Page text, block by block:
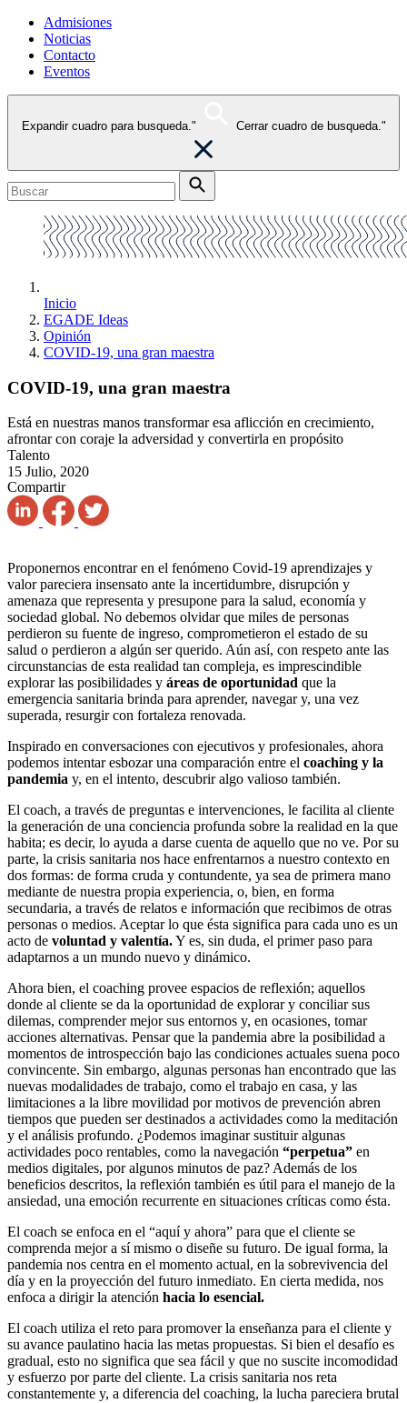
Admisiones
Noticias
Contacto
Eventos
Expandir cuadro para busqueda." Cerrar cuadro de busqueda."
Inicio
EGADE Ideas
Opinión
COVID-19, una gran maestra
COVID-19, una gran maestra
Está en nuestras manos transformar esa aflicción en crecimiento,
afrontar con coraje la adversidad y convertirla en propósito
Talento
15 Julio, 2020
Compartir
Proponernos encontrar en el fenómeno Covid-19 aprendizajes y
valor pareciera insensato ante la incertidumbre, disrupción y
amenaza que representa y presupone para la salud, economía y
sociedad global. No debemos olvidar que miles de personas
perdieron su fuente de ingreso, comprometieron el estado de su
salud o perdieron a algún ser querido. Aún así, con respeto ante las
circunstancias de esta realidad tan compleja, es imprescindible
explorar las posibilidades y áreas de oportunidad que la
emergencia sanitaria brinda para aprender, navegar y, una vez
superada, resurgir con fortaleza renovada.
Inspirado en conversaciones con ejecutivos y profesionales, ahora
podemos intentar esbozar una comparación entre el coaching y la
pandemia y, en el intento, descubrir algo valioso también.
El coach, a través de preguntas e intervenciones, le facilita al cliente
la generación de una conciencia profunda sobre la realidad en la que
habita; es decir, lo ayuda a darse cuenta de aquello que no ve. Por su
parte, la crisis sanitaria nos hace enfrentarnos a nuestro contexto en
dos formas: de forma cruda y contundente, ya sea de primera mano
mediante de nuestra propia experiencia, o, bien, en forma
secundaria, a través de relatos e información que recibimos de otras
personas o medios. Aceptar lo que ésta significa para cada uno es un
acto de voluntad y valentía.Y es, sin duda, el primer paso para
adaptarnos a un mundo nuevo y dinámico.
Ahora bien, el coaching provee espacios de reflexión; aquellos
donde al cliente se da la oportunidad de explorar y conciliar sus
dilemas, comprender mejor sus entornos y, en ocasiones, tomar
acciones alternativas. Pensar que la pandemia abre la posibilidad a
momentos de introspección bajo las condiciones actuales suena poco
convincente. Sin embargo, algunas personas han encontrado que las
nuevas modalidades de trabajo, como el trabajo en casa, y las
limitaciones a la libre movilidad por motivos de prevención abren
tiempos que pueden ser destinados a actividades como la meditación
y el análisis profundo. ¿Podemos imaginar sustituir algunas
actividades poco rentables, como la navegación “perpetua” en
medios digitales, por algunos minutos de paz? Además de los
beneficios descritos, la reflexión también es útil para el manejo de la
ansiedad, una emoción recurrente en situaciones críticas como ésta.
El coach se enfoca en el “aquí y ahora” para que el cliente se
comprenda mejor a sí mismo o diseñe su futuro. De igual forma, la
pandemia nos centra en el momento actual, en la sobrevivencia del
día y en la proyección del futuro inmediato. En cierta medida, nos
enfoca a dirigir la atención hacia lo esencial.
El coach utiliza el reto para promover la enseñanza para el cliente y
su avance paulatino hacia las metas propuestas. Si bien el desafío es
gradual, esto no significa que sea fácil y que no suscite incomodidad
y esfuerzo por parte del cliente. La crisis sanitaria nos reta
constantemente y, a diferencia del coaching, la lucha pareciera brutal